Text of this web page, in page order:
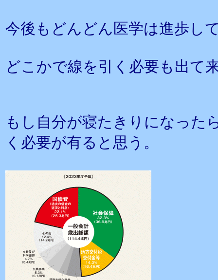
今後もどんどん医学は進歩し
どこかで線を引く必要も出て
もし自分が寝たきりになった
く必要が有ると思う。